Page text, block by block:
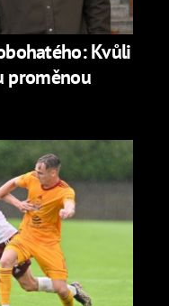
Kvůli
proměnou